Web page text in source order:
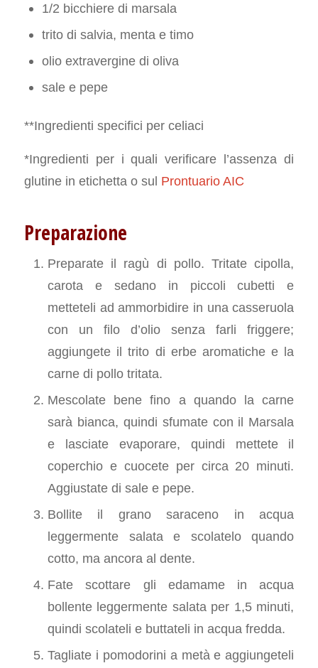
1/2 bicchiere di marsala
trito di salvia, menta e timo
olio extravergine di oliva
sale e pepe
**Ingredienti specifici per celiaci
*Ingredienti per i quali verificare l’assenza di
glutine in etichetta o sul Prontuario AIC
Preparazione
Preparate il ragù di pollo. Tritate cipolla,
carota e sedano in piccoli cubetti e
metteteli ad ammorbidire in una casseruola
con un filo d’olio senza farli friggere;
aggiungete il trito di erbe aromatiche e la
carne di pollo tritata.
Mescolate bene fino a quando la carne
sarà bianca, quindi sfumate con il Marsala
e lasciate evaporare, quindi mettete il
coperchio e cuocete per circa 20 minuti.
Aggiustate di sale e pepe.
Bollite il grano saraceno in acqua
leggermente salata e scolatelo quando
cotto, ma ancora al dente.
Fate scottare gli edamame in acqua
bollente leggermente salata per 1,5 minuti,
quindi scolateli e buttateli in acqua fredda.
Tagliate i pomodorini a metà e aggiungeteli